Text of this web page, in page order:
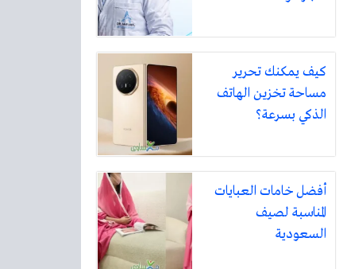
كيف يمكنك تحرير
مساحة تخزين الهاتف
الذكي بسرعة؟
أفضل خامات العبايات
المناسبة لصيف
السعودية